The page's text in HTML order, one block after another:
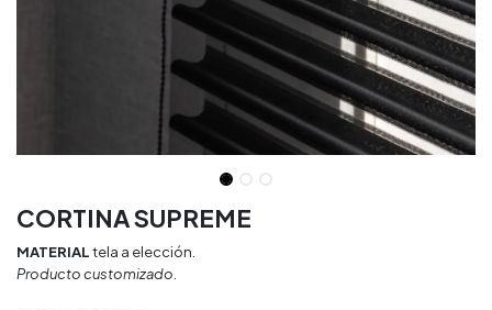
CORTINA SUPREME
MATERIALtela a elección.
Producto customizado.